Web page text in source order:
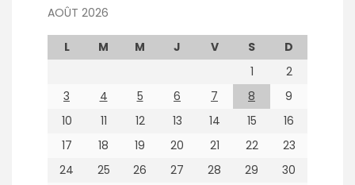
AOÛT 2026
L M M J V S
D
1
2
3
4 5 6 7 8
9
10
11 12 13 14 15
16
17
18 19 20 21 22
23
24
25 26 27 28 29
30